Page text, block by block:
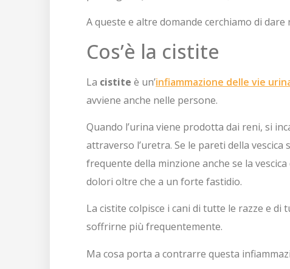
A queste e altre domande cerchiamo di
Cos’è la cistite
La cistite è un’infiammazione delle vie
avviene anche nelle persone.
Quando l’urina viene prodotta dai reni, si
attraverso l’uretra. Se le pareti della
frequente della minzione anche se la
dolori oltre che a un forte fastidio.
La cistite colpisce i cani di tutte le razze e di
soffrirne più frequentemente.
Ma cosa porta a contrarre questa